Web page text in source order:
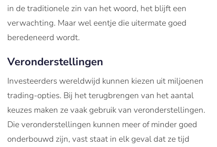
in de traditionele zin van het woord, het blijft een
verwachting. Maar wel eentje die uitermate goed
beredeneerd wordt.
Veronderstellingen
Investeerders wereldwijd kunnen kiezen uit miljoenen
trading-opties. Bij het terugbrengen van het aantal
keuzes maken ze vaak gebruik van veronderstellingen.
Die veronderstellingen kunnen meer of minder goed
onderbouwd zijn, vast staat in elk geval dat ze tijd